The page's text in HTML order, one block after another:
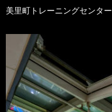
美里町トレーニングセンター